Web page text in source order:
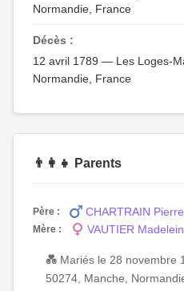
Normandie, France
Décès :
12 avril 1789 — Les Loges-
Normandie, France
👨‍👩‍👧 Parents
Père : CHARTRAIN Pierre
Mère :
VAUTIER
💑 Mariés le 28 novembre
50274, Manche,